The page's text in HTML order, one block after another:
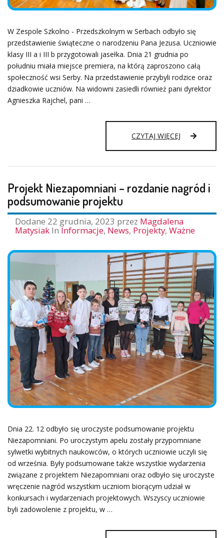
W Zespole Szkolno - Przedszkolnym w Serbach odbyło się
przedstawienie świąteczne o narodzeniu Pana Jezusa. Uczniowie
klasy III a i III b przygotowali jasełka. Dnia 21 grudnia po
południu miała miejsce premiera, na którą zaproszono całą
społeczność wsi Serby. Na przedstawienie przybyli rodzice oraz
dziadkowie uczniów. Na widowni zasiedli również pani dyrektor
Agnieszka Rajchel, pani …
CZYTAJ WIĘCEJ JASEŁKA
Projekt Niezapomniani – rozdanie nagród i
podsumowanie projektu
Dodane 22 grudnia, 2023 przez Magdalena
Matysiak InInformacje, News, Projekty, Ważne
Dnia 22. 12 odbyło się uroczyste podsumowanie projektu
Niezapomniani. Po uroczystym apelu zostały przypomniane
sylwetki wybitnych naukowców, o których uczniowie uczyli się
od września. Były podsumowane także wszystkie wydarzenia
związane z projektem Niezapomniani oraz odbyło się uroczyste
wręczenie nagród wszystkim uczniom biorącym udział w
konkursach i wydarzeniach projektowych. Wszyscy uczniowie
byli zadowolenie z projektu, w …